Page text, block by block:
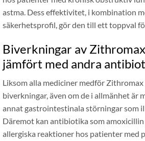
astma. Dess effektivitet, i kombination
säkerhetsprofil, gör den till ett toppval
Biverkningar av
jämfört med andra
Liksom alla mediciner medför
biverkningar, även om de i allmänhet är
annat gastrointestinala störningar som
Däremot kan antibiotika som
allergiska reaktioner hos patienter med